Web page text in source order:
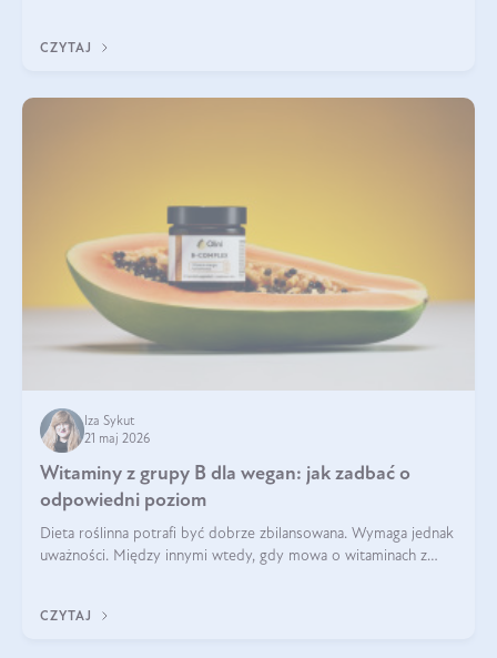
CZYTAJ
Iza Sykut
21 maj 2026
Witaminy z grupy B dla wegan: jak zadbać o
odpowiedni poziom
Dieta roślinna potrafi być dobrze zbilansowana. Wymaga jednak
uważności. Między innymi wtedy, gdy mowa o witaminach z
CZYTAJ